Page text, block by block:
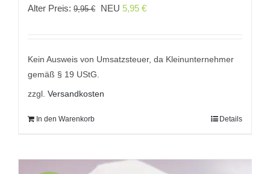
Alter Preis: 9,95€
Ursprünglicher
9,95 €
NEU 5,95 €Aktueller
5,95 €.
Kein Ausweis von Umsatzsteuer, da Kleinunternehmer
gemäß § 19 UStG.
zzgl. Versandkosten
In den Warenkorb Details